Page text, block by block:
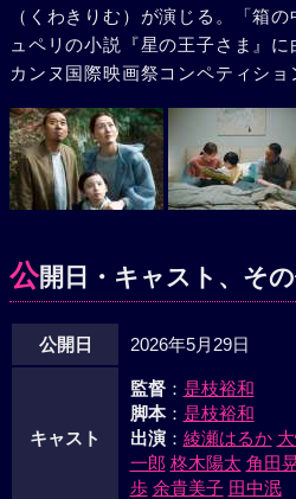
（くわきりむ）が演じる。「箱
ュペリの小説『星の王子さま』
カンヌ国際映画祭コンペティショ
公開日・キャスト、そ
公開日 2026年5月29日
キャスト
監督： 是枝裕和
脚本： 是枝裕和
出演： 綾瀬はるか
一郎 柊木陽太 角田
歩 余貴美子 田中泯